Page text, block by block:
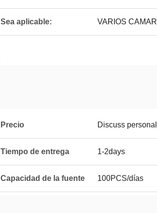
Sea aplicable: VARIOS
Precio Discuss
Tiempo de entrega 1-2days
Capacidad de la fuente 100PCS/días